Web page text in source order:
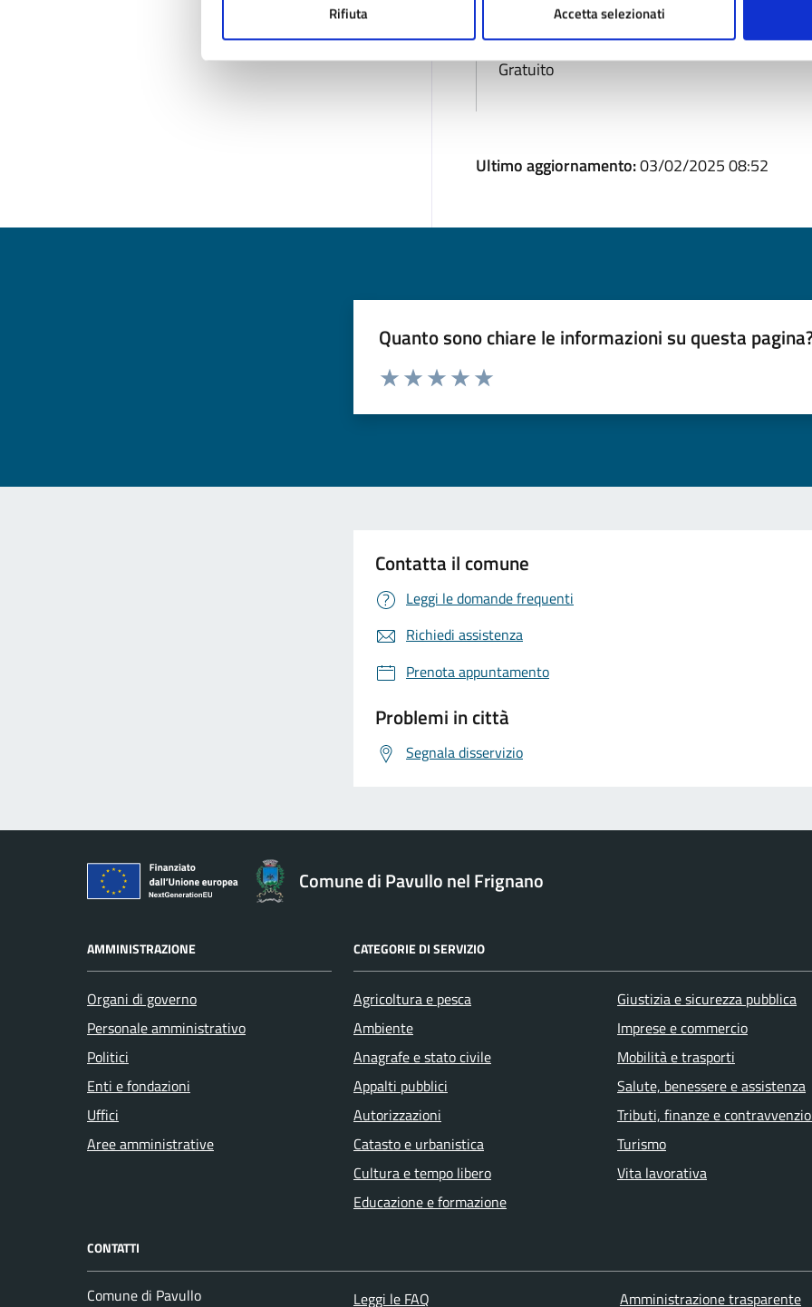
Rifiuta Accetta selezionati
Gratuito
Ultimo aggiornamento:03/02/2025 08:52
Quanto sono chiare le informazioni su questa
Valuta da 1 a 5 stelle la pagina
Contatta il comune
Leggi le domande frequenti
Richiedi assistenza
Prenota appuntamento
Problemi in città
Segnala disservizio
Comune di Pavullo nel Frignano
AMMINISTRAZIONE
Organi di governo
Personale amministrativo
Politici
Enti e fondazioni
Uffici
Aree amministrative
CATEGORIE DI SERVIZIO
Agricoltura e pesca
Ambiente
Anagrafe e stato civile
Appalti pubblici
Autorizzazioni
Catasto e urbanistica
Cultura e tempo libero
Educazione e formazione
Giustizia e sicurezza pubblica
Imprese e commercio
Mobilità e trasporti
Salute, benessere e assistenza
Tributi, finanze e
Turismo
Vita lavorativa
CONTATTI
Comune di Pavullo
Leggi le FAQ Amministrazione trasparente